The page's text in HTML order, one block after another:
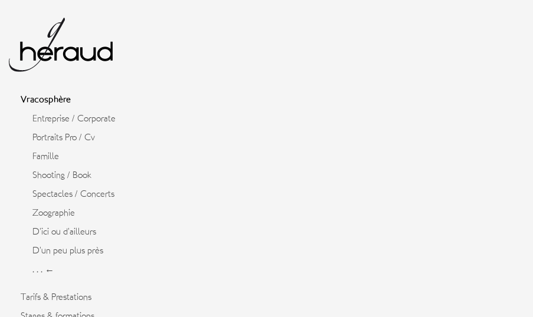
Vracosphère
Entreprise / Corporate
Portraits Pro / Cv
Famille
Shooting / Book
Spectacles / Concerts
Zoographie
D’ici ou d’ailleurs
D’un peu plus près
. . . ←
Tarifs & Prestations